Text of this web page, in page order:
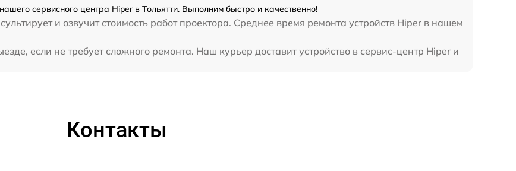
сервисного центра Hiper в Тольятти. Выполним быстро и качественно!
и озвучит стоимость работ проектора. Среднее время ремонта устройств Hiper в нашем
если не требует сложного ремонта. Наш курьер доставит устройство в сервис-центр Hiper и
Контакты